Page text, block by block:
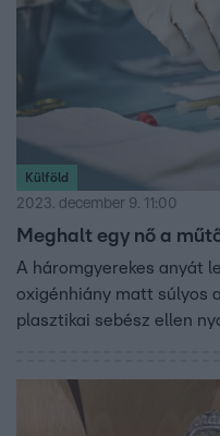
mutattunk be – a fenti
Külföld
2023. december 9. 11:00
Meghalt egy nő a
A háromgyerekes anyát
oxigénhiány matt súlyos
plasztikai sebész ellen